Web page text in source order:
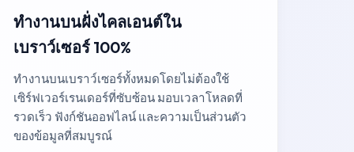
ทำงานบนฝั่งไคลเอนต์ใน
เบราว์เซอร์ 100%
ทำงานบนเบราว์เซอร์ทั้งหมดโดยไม่ต้องใช้
เซิร์ฟเวอร์เรนเดอร์ที่ซับซ้อน มอบเวลาโหลดที่
รวดเร็ว ฟังก์ชันออฟไลน์ และความเป็นส่วนตัว
ของข้อมูลที่สมบูรณ์